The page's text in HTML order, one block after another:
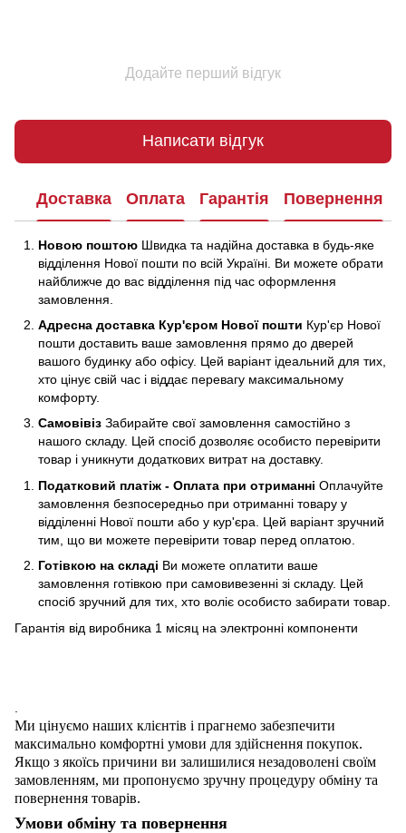
Додайте перший відгук
Написати відгук
Доставка Оплата Гарантія Повернення
Новою поштою Швидка та надійна доставка в будь-яке
відділення Нової пошти по всій Україні. Ви можете обрати
найближче до вас відділення під час оформлення
замовлення.
Адресна доставка Кур'єром Нової пошти Кур'єр Нової
пошти доставить ваше замовлення прямо до дверей
вашого будинку або офісу. Цей варіант ідеальний для тих,
хто цінує свій час і віддає перевагу максимальному
комфорту.
Самовівіз Забирайте свої замовлення самостійно з
нашого складу. Цей спосіб дозволяє особисто перевірити
товар і уникнути додаткових витрат на доставку.
Податковий платіж - Оплата при отриманні Оплачуйте
замовлення безпосередньо при отриманні товару у
відділенні Нової пошти або у кур'єра. Цей варіант зручний
тим, що ви можете перевірити товар перед оплатою.
Готівкою на складі Ви можете оплатити ваше
замовлення готівкою при самовивезенні зі складу. Цей
спосіб зручний для тих, хто воліє особисто забирати товар.
Гарантія від виробника 1 місяц на электроннi компоненти
Ми цінуємо наших клієнтів і прагнемо забезпечити
максимально комфортні умови для здійснення покупок.
Якщо з якоїсь причини ви залишилися незадоволені своїм
замовленням, ми пропонуємо зручну процедуру обміну та
повернення товарів.
Умови обміну та повернення